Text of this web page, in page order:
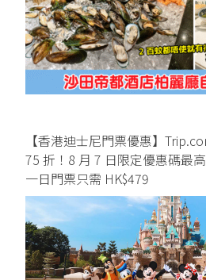
【香港迪士尼門票優惠】
75 折！8 月 7 日限定優惠碼最
一日門票只需 HK$479